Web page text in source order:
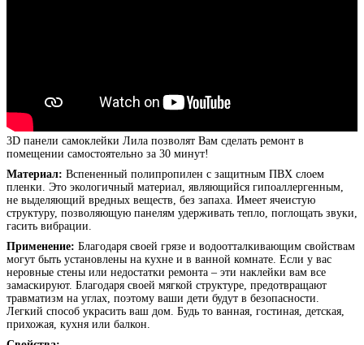
3D панели самоклейки Лила позволят Вам сделать ремонт в
помещении самостоятельно за 30 минут!
Материал: Вспененный полипропилен с защитным ПВХ слоем
пленки. Это экологичный материал, являющийся гипоаллергенным,
не выделяющий вредных веществ, без запаха. Имеет ячеистую
структуру, позволяющую панелям удерживать тепло, поглощать звуки,
гасить вибрации.
Применение: Благодаря своей грязе и водоотталкивающим свойствам
могут быть установлены на кухне и в ванной комнате. Если у вас
неровные стены или недостатки ремонта – эти наклейки вам все
замаскируют. Благодаря своей мягкой структуре, предотвращают
травматизм на углах, поэтому ваши дети будут в безопасности.
Легкий способ украсить ваш дом. Будь то ванная, гостиная, детская,
прихожая, кухня или балкон.